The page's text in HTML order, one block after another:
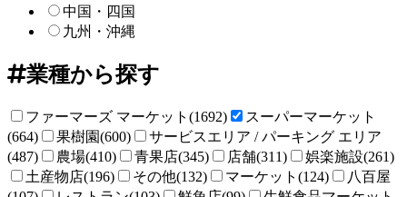
中国・四国
九州・沖縄
業種から探す
ファーマーズ マーケット(1692)
スーパーマーケット
(664)
果樹園(600)
サービスエリア / パーキング エリア
(487)
農場(410) 青果店(345) 店舗(311)
娯楽施設(261)
土産物店(196)
その他(132) マーケット(124)
八百屋